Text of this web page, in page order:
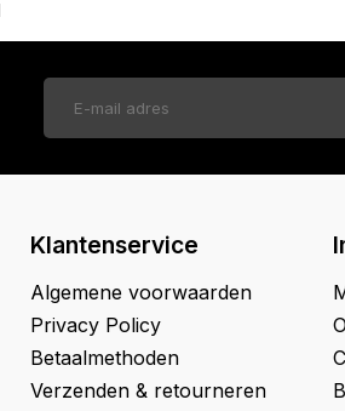
Klantenservice
Algemene voorwaarden
Privacy Policy
Betaalmethoden
Verzenden & retourneren